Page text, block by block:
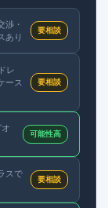
渉・
あり
要相談
レ
ース
要相談
可能性高
スで
要相談